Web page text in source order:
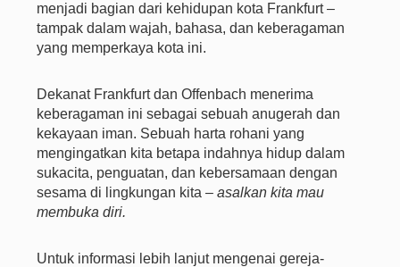
menjadi bagian dari kehidupan kota Frankfurt –
tampak dalam wajah, bahasa, dan keberagaman
yang memperkaya kota ini.
Dekanat Frankfurt dan Offenbach menerima
keberagaman ini sebagai sebuah anugerah dan
kekayaan iman. Sebuah harta rohani yang
mengingatkan kita betapa indahnya hidup dalam
sukacita, penguatan, dan kebersamaan dengan
sesama di lingkungan kita –asalkan kita mau
membuka diri.
Untuk informasi lebih lanjut mengenai gereja-